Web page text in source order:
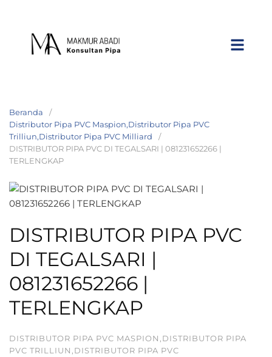
Beranda
Distributor Pipa PVC Maspion,Distributor Pipa PVC
Trilliun,Distributor Pipa PVC Milliard
DISTRIBUTOR PIPA PVC DI TEGALSARI | 081231652266 |
TERLENGKAP
DISTRIBUTOR PIPA PVC
DI TEGALSARI |
081231652266 |
TERLENGKAP
DISTRIBUTOR PIPA PVC MASPION,DISTRIBUTOR PIPA
PVC TRILLIUN,DISTRIBUTOR PIPA PVC